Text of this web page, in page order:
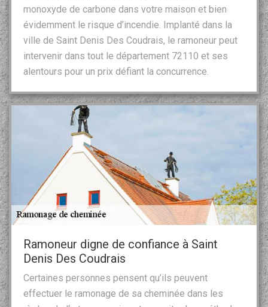
monoxyde de carbone dans votre maison et bien
évidemment le risque d’incendie. Implanté dans la
ville de Saint Denis Des Coudrais, le ramoneur peut
intervenir dans tout le département 72110 et ses
alentours pour un prix défiant la concurrence.
Ramoneur digne de confiance à Saint
Denis Des Coudrais
Certaines personnes pensent qu’ils peuvent
effectuer le ramonage de sa cheminée dans les